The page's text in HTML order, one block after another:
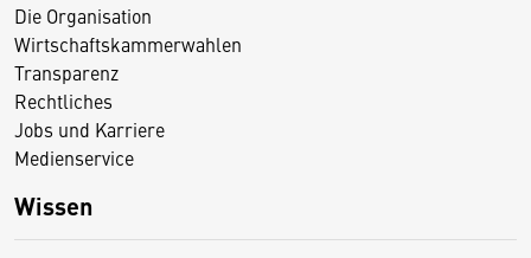
Die Organisation
Wirtschaftskammerwahlen
Transparenz
Rechtliches
Jobs und Karriere
Medienservice
Wissen